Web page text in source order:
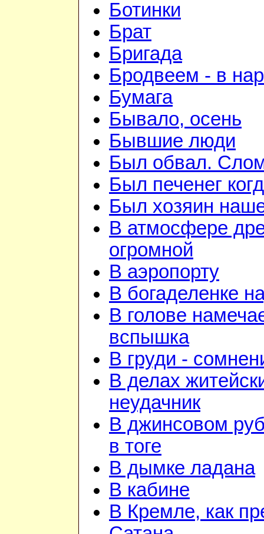
Ботинки
Брат
Бригада
Бродвеем - в
Бумага
Бывало, осень
Бывшие люди
Был обвал.
Был печенег
Был хозяин
В атмосфере
огромной
В аэропорту
В богаделенке
В голове
вспышка
В груди -
В делах
неудачник
В джинсовом
в тоге
В дымке ладана
В кабине
В Кремле, как